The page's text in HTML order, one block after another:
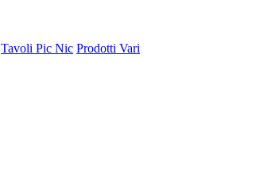
Tavoli Pic Nic Prodotti Vari